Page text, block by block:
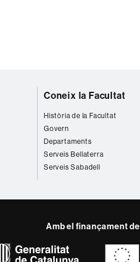
Coneix la Facultat
Història de la Facultat
Govern
Departaments
Serveis Bellaterra
Serveis Sabadell
Amb el finançament de